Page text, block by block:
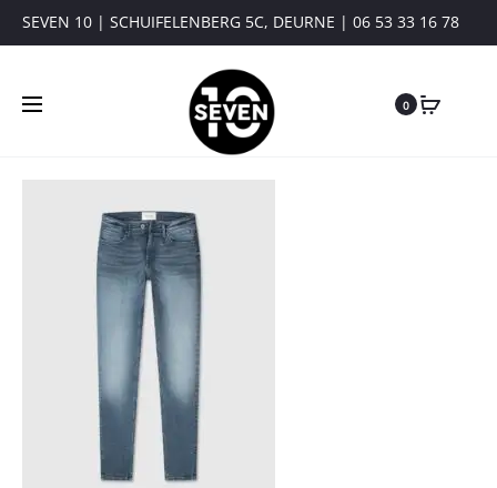
SEVEN 10 | SCHUIFELENBERG 5C, DEURNE | 06 53 33 16 78
0